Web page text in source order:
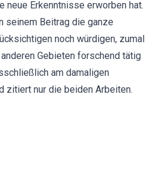
neue Erkenntnisse erworben hat.
seinem Beitrag die ganze
noch würdigen, zumal
Gebieten forschend tätig
am damaligen
zitiert nur die beiden Arbeiten.